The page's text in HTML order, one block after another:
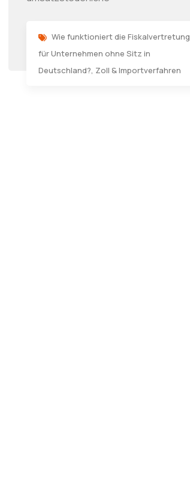
Wie funktioniert die Fiskalvertretung
für Unternehmen ohne Sitz in
Deutschland?, Zoll & Importverfahren